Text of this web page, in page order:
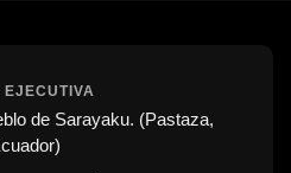
EJECUTIVA
de Sarayaku. (Pastaza,